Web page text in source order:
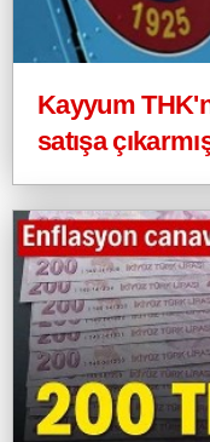
Kayyum
satışa